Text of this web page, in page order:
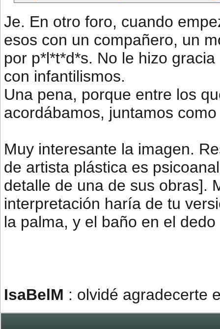
Je. En otro foro, cuando
esos con un compañero, un
por p*l*t*d*s. No le hizo
con infantilismos.
Una pena, porque entre los
acordábamos, juntamos
Muy interesante la imagen.
de artista plástica es
detalle de una de sus obras].
interpretación haría de tu
la palma, y el baño en el dedo
IsaBelM : olvidé agradecerte